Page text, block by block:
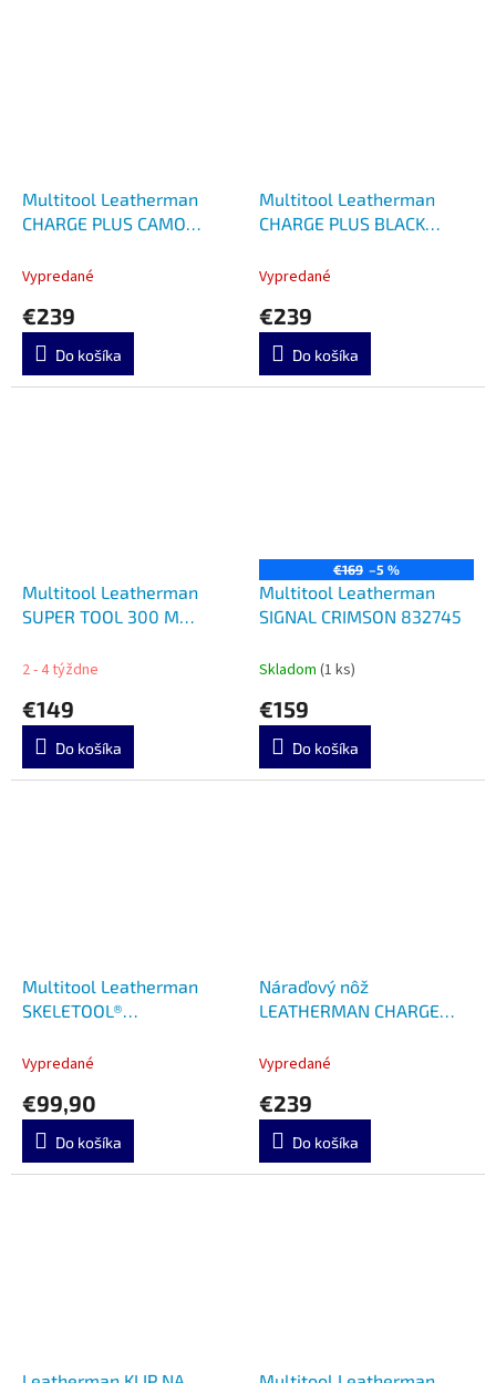
Multitool Leatherman
CHARGE PLUS CAMO
Vypredané
€239
Do košíka
Multitool Leatherman
CHARGE PLUS BLACK
Vypredané
€239
Do košíka
Multitool Leatherman
SUPER TOOL 300 M
2 - 4 týždne
€149
Do košíka
€169 –5 %
Multitool Leatherman
SIGNAL CRIMSON 832745
Skladom (1 ks)
€159
Do košíka
Multitool Leatherman
SKELETOOL®
Vypredané
€99,90
Do košíka
Náraďový nôž
LEATHERMAN CHARGE
832915
Vypredané
€239
Do košíka